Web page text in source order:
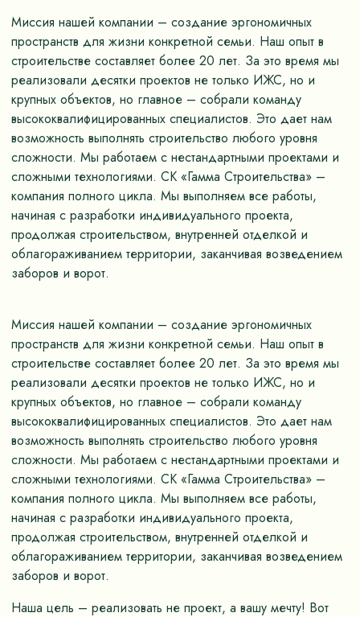
Миссия нашей компании – создание эргономичных
пространств для жизни конкретной семьи. Наш опыт в
строительстве составляет более 20 лет. За это время мы
реализовали десятки проектов не только ИЖС, но и
крупных объектов, но главное – собрали команду
высококвалифицированных специалистов. Это дает нам
возможность выполнять строительство любого уровня
сложности. Мы работаем с нестандартными проектами и
сложными технологиями. СК «Гамма Строительства» –
компания полного цикла. Мы выполняем все работы,
начиная с разработки индивидуального проекта,
продолжая строительством, внутренней отделкой и
облагораживанием территории, заканчивая возведением
заборов и ворот.
Миссия нашей компании – создание эргономичных
пространств для жизни конкретной семьи. Наш опыт в
строительстве составляет более 20 лет. За это время мы
реализовали десятки проектов не только ИЖС, но и
крупных объектов, но главное – собрали команду
высококвалифицированных специалистов. Это дает нам
возможность выполнять строительство любого уровня
сложности. Мы работаем с нестандартными проектами и
сложными технологиями. СК «Гамма Строительства» –
компания полного цикла. Мы выполняем все работы,
начиная с разработки индивидуального проекта,
продолжая строительством, внутренней отделкой и
облагораживанием территории, заканчивая возведением
заборов и ворот.
Наша цель – реализовать не проект, а вашу мечту! Вот